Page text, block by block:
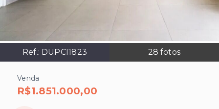
Ref.: DUPCI1823 28 fotos
Venda
R$1.851.000,00